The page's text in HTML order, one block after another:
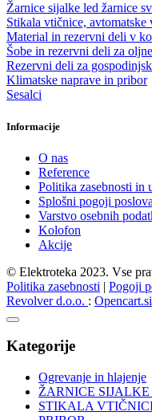
Žarnice sijalke led žarnice
Stikala vtičnice,
Material in rezervni deli v
Šobe in rezervni deli za
Rezervni deli za
Klimatske naprave in pribor
Sesalci
Informacije
O nas
Reference
Politika zasebnosti in
Splošni pogoji
Varstvo osebnih
Kolofon
Akcije
© Elektroteka 2023. Vse
Politika zasebnosti | Pogoji
Revolver d.o.o. : Opencart.si
Kategorije
Ogrevanje in hlajenje
ŽARNICE
STIKALA